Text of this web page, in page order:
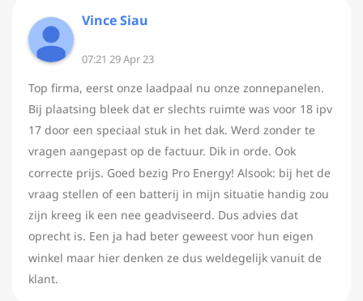
Vince Siau
07:21 29 Apr 23
Top firma, eerst onze laadpaal nu onze zonnepanelen.
Bij plaatsing bleek dat er slechts ruimte was voor 18 ipv
17 door een speciaal stuk in het dak. Werd zonder te
vragen aangepast op de factuur. Dik in orde. Ook
correcte prijs. Goed bezig Pro Energy! Alsook: bij het de
vraag stellen of een batterij in mijn situatie handig zou
zijn kreeg ik een nee geadviseerd. Dus advies dat
oprecht is. Een ja had beter geweest voor hun eigen
winkel maar hier denken ze dus weldegelijk vanuit de
klant.